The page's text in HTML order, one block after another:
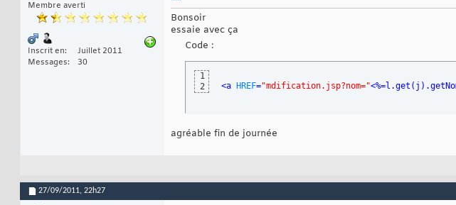
Membre averti
Inscrit en
Juillet 2011
Messages
30
Bonsoir
essaie avec ça
Code :
1
2
<a HREF="mdification.jsp?nom="<%=l.get ( j )
agréable fin de journée
27/09/2011, 22h27